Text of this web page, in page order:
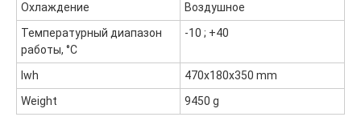
Охлаждение
Воздушное
Температурный диапазон
работы, °С
-10 ; +40
lwh
470x180x350 mm
Weight
9450 g